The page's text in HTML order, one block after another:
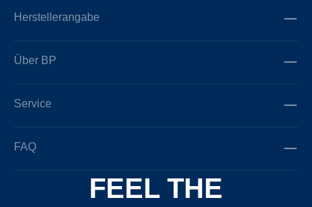
Herstellerangabe
Über BP
Service
FAQ
FEEL THE